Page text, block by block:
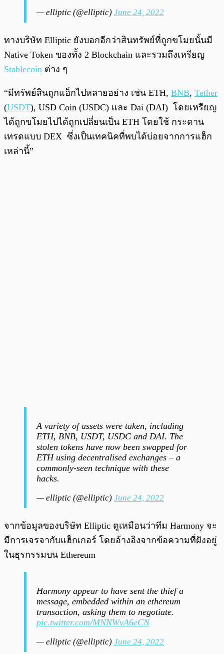
— elliptic (@elliptic) June 24, 2022
ทางบริษัท Elliptic ยังบอกอีกว่าสินทรัพย์ที่ถูกขโมยนั้นมี
Native Token ของทั้ง 2 Blockchain และรวมถึงเหรียญ
Stablecoin ต่าง ๆ
“มีทรัพย์สินถูกแฮ็กไปหลายอย่าง เช่น ETH, BNB, Tether
(USDT), USD Coin (USDC) และ Dai (DAI) โดยเหรียญ
ได้ถูกขโมยไปได้ถูกเปลี่ยนเป็น ETH โดยใช้ กระดาน
เทรดแบบ DEX ซึ่งเป็นเทคนิคที่พบได้บ่อยจากการแฮ็ก
เหล่านี้”
A variety of assets were taken, including
ETH, BNB, USDT, USDC and DAI. The
stolen tokens have now been swapped for
ETH using decentralised exchanges – a
commonly-seen technique with these
hacks.
— elliptic (@elliptic) June 24, 2022
จากข้อมูลของบริษัท Elliptic ดูเหมือนว่าทีม Harmony จะ
มีการเจรจากับแฮ็กเกอร์ โดยอ้างอิงจากข้อความที่ฝังอยู่
ในธุรกรรมบน Ethereum
Harmony appear to have sent the thief a
message, embedded within an ethereum
transaction, asking them to negotiate.
pic.twitter.com/MNNWvA6eCN
— elliptic (@elliptic) June 24, 2022